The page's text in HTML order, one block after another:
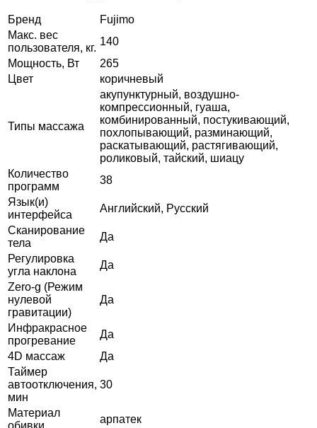
Бренд
Fujimo
Макс. вес
пользователя, кг.
140
Мощность, Вт
265
Цвет
коричневый
Типы массажа
акупунктурный, воздушно-
компрессионный, гуаша,
комбинированный, постукивающий,
похлопывающий, разминающий,
раскатывающий, растягивающий,
роликовый, тайский, шиацу
Количество
программ
38
Язык(и)
интерфейса
Английский, Русский
Сканирование
тела
Да
Регулировка
угла наклона
Да
Zero-g (Режим
нулевой
гравитации)
Да
Инфракрасное
прогревание
Да
4D массаж
Да
Таймер
автоотключения,
мин
30
Материал
обивки
арпатек